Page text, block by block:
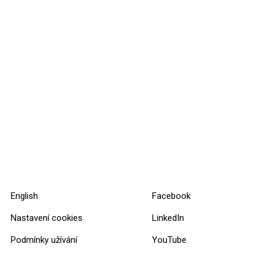
English
Nastavení cookies
Podmínky užívání
Facebook
LinkedIn
YouTube